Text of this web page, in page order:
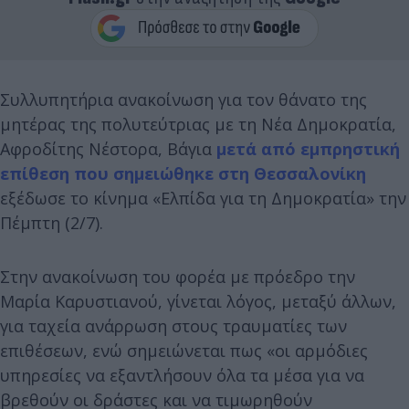
Συλλυπητήρια ανακοίνωση για τον θάνατο της
μητέρας της πολυτεύτριας με τη Νέα Δημοκρατία,
Αφροδίτης Νέστορα, Βάγια μετά από εμπρηστική
επίθεση που σημειώθηκε στη Θεσσαλονίκη
εξέδωσε το κίνημα «Ελπίδα για τη Δημοκρατία» την
Πέμπτη (2/7).
Στην ανακοίνωση του φορέα με πρόεδρο την
Μαρία Καρυστιανού, γίνεται λόγος, μεταξύ άλλων,
για ταχεία ανάρρωση στους τραυματίες των
επιθέσεων, ενώ σημειώνεται πως «οι αρμόδιες
υπηρεσίες να εξαντλήσουν όλα τα μέσα για να
βρεθούν οι δράστες και να τιμωρηθούν